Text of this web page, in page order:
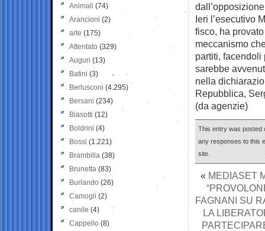
Ieri l’esecutivo
fisco, ha
meccanismo
partiti, facendoli
sarebbe
nella
Repubblica,
(da agenzie)
This entry was posted
any responses to this
site.
« MEDIASET
FAGNANI SU
LA
Animali (74)
Arancioni (2)
arte (175)
Attentato (329)
Auguri (13)
Batini (3)
Berlusconi (4.295)
Bersani (234)
Biasotti (12)
Boldrini (4)
Bossi (1.221)
Brambilla (38)
Brunetta (83)
Burlando (26)
Camogli (2)
canile (4)
Cappello (8)